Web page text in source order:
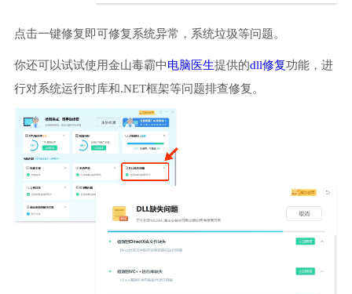
点击一键修复即可修复系统异常，系统垃圾等问题。
你还可以试试使用金山毒霸中电脑医生提供的dll修复功能，进
行对系统运行时库和.NET框架等问题排查修复。